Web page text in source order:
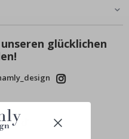
glücklichen